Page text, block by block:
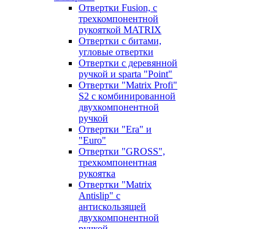
Отвертки Fusion, c
трехкомпонентной
рукояткой MATRIX
Отвертки с битами,
угловые отвертки
Отвертки с деревянной
ручкой и sparta "Point"
Отвертки "Matrix Profi"
S2 с комбинированной
двухкомпонентной
ручкой
Отвертки "Era" и
"Euro"
Отвертки "GROSS",
трехкомпонентная
рукоятка
Отвертки "Matrix
Antislip" с
антискользящей
двухкомпонентной